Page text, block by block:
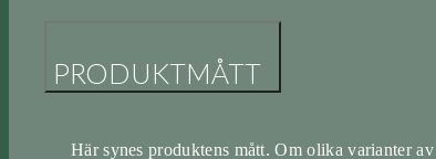
PRODUKTMÅTT
Här synes produktens mått. Om olika varianter